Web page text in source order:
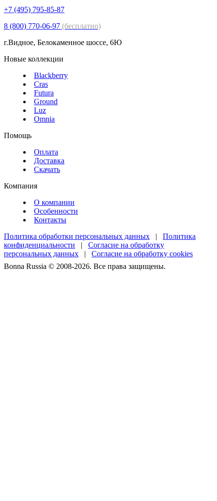
+7 (495) 795-85-87
8 (800) 770-06-97 (бесплатно)
г.Видное, Белокаменное шоссе, 6Ю
Новые коллекции
Blackberry
Cras
Futura
Ground
Luz
Omnia
Помощь
Оплата
Доставка
Скачать
Компания
О компании
Особенности
Контакты
Политика обработки персональных данных | Политика
конфиденциальности | Согласие на обработку
персональных данных | Согласие на обработку cookies
Bonna Russia © 2008-2026. Все права защищены.